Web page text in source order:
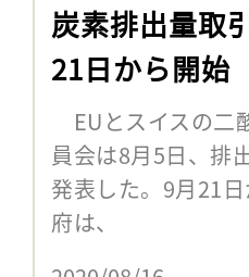
炭素排出量取
21日から開始
EUとスイスの二
員会は8月5日、排
発表した。9月21
府は、